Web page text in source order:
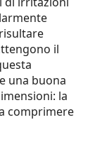
il
una buona
la
comprimere